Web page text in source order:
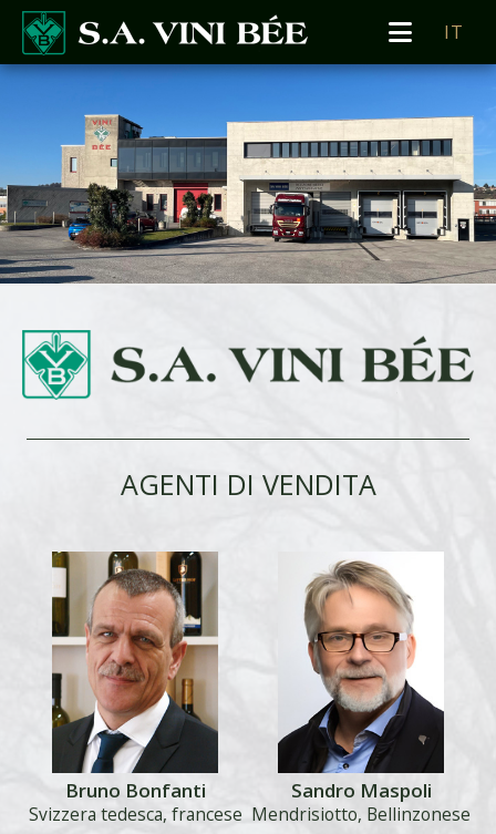
IT
AGENTI DI VENDITA
Bruno Bonfanti
Svizzera tedesca, francese
Sandro Maspoli
Mendrisiotto, Bellinzonese